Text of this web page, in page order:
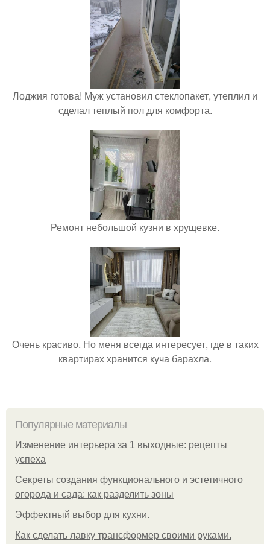
Лоджия готова! Муж установил стеклопакет, утеплил и
сделал теплый пол для комфорта.
Ремонт небольшой кузни в хрущевке.
Очень красиво. Но меня всегда интересует, где в таких
квартирах хранится куча барахла.
Популярные материалы
Изменение интерьера за 1 выходные: рецепты
успеха
Секреты создания функционального и эстетичного
огорода и сада: как разделить зоны
Эффектный выбор для кухни.
Как сделать лавку трансформер своими руками.